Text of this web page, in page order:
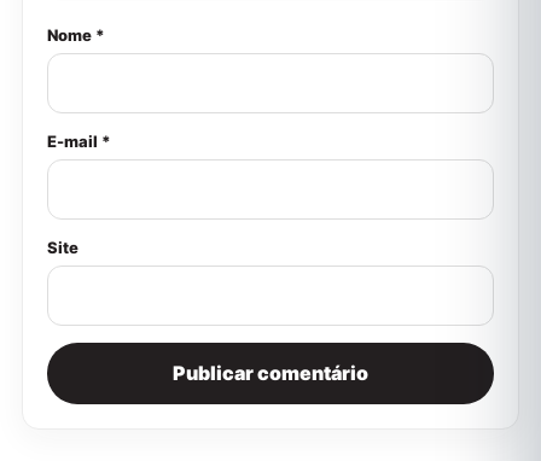
Nome *
E-mail *
Site